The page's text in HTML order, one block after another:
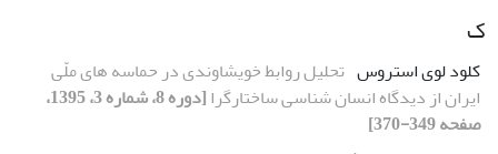
ک
کلود لوی استروس تحلیل روابط خویشاوندی در حماسه های ملّی
ایران از دیدگاه انسان شناسی ساختارگرا
[دوره 8، شماره 3، 1395،
صفحه 349-370]